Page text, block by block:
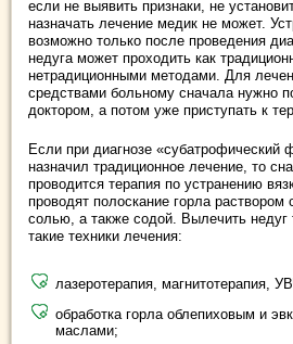
если не выявить признаки, не
назначать лечение медик не может.
возможно только после проведения
недуга может проходить как
нетрадиционными методами. Для
средствами больному сначала нужно
доктором, а потом уже приступать к
Если при диагнозе «субатрофический
назначил традиционное лечение, то
проводится терапия по устранению
проводят полоскание горла
солью, а также содой. Вылечить
такие техники лечения:
лазеротерапия, магнитотерапия,
обработка горла облепиховым и
маслами;